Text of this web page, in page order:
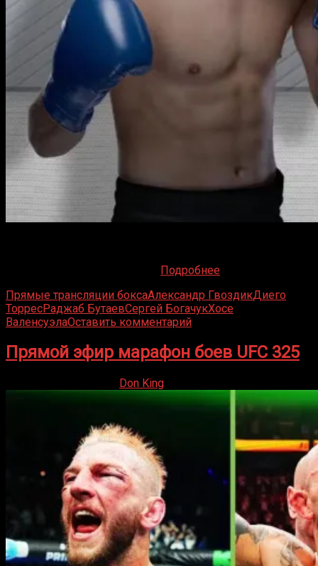
Подробнее
Прямые трансляции боксаАлександр ГвоздикДиего
ТорресРаджаб БутаевСергей БогачукХосе
ВаленсуэлаОставить комментарий
Прямой эфир марафон боев UFC 325
Don King